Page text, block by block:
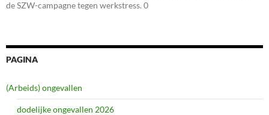
de SZW-campagne tegen werkstress. 0
PAGINA
(Arbeids) ongevallen
dodelijke ongevallen 2026